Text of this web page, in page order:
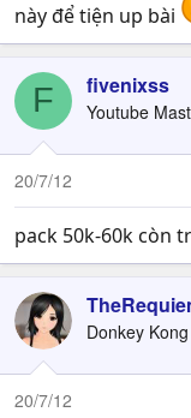
này để tiện up bài
F fivenixss
Youtube
20/7/12
pack 50k-60k còn
Donkey Kong
20/7/12